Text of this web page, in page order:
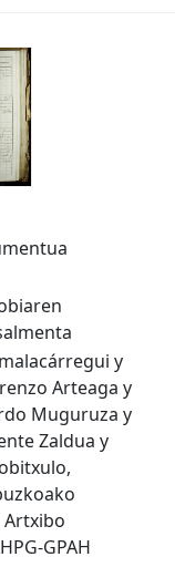
y
Arteaga y
Muguruza y
Zaldua y
GPAH